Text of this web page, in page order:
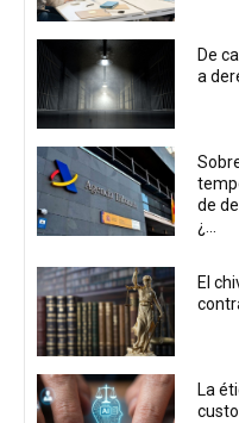
De
a
de
¿...
El
La